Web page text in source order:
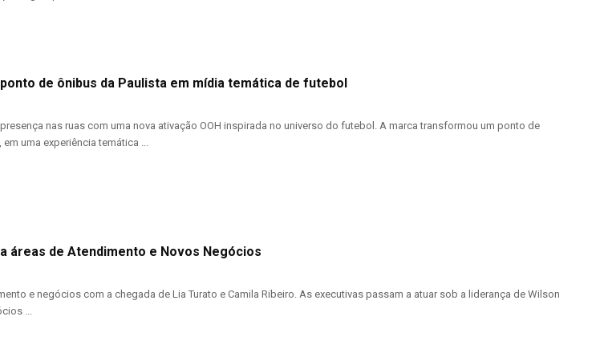
de ônibus da Paulista em mídia temática de futebol
nas ruas com uma nova ativação OOH inspirada no universo do futebol. A marca transformou um ponto de
uma experiência temática ...
áreas de Atendimento e Novos Negócios
e negócios com a chegada de Lia Turato e Camila Ribeiro. As executivas passam a atuar sob a liderança de Wilson
...